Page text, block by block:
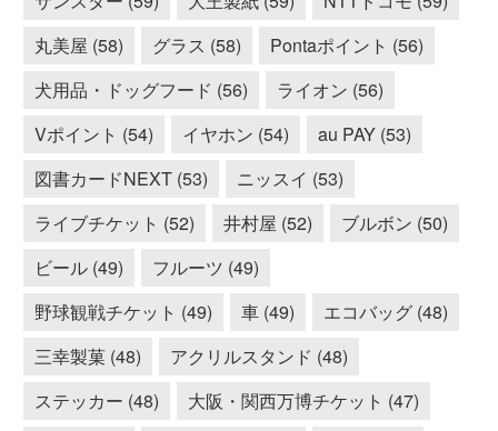
丸美屋 (58)
グラス (58)
Pontaポイント (56)
犬用品・ドッグフード (56)
ライオン (56)
Vポイント (54)
イヤホン (54)
au PAY (53)
図書カードNEXT (53)
ニッスイ (53)
ライブチケット (52)
井村屋 (52)
ブルボン (50)
ビール (49)
フルーツ (49)
野球観戦チケット (49)
車 (49)
エコバッグ (48)
三幸製菓 (48)
アクリルスタンド (48)
ステッカー (48)
大阪・関西万博チケット (47)